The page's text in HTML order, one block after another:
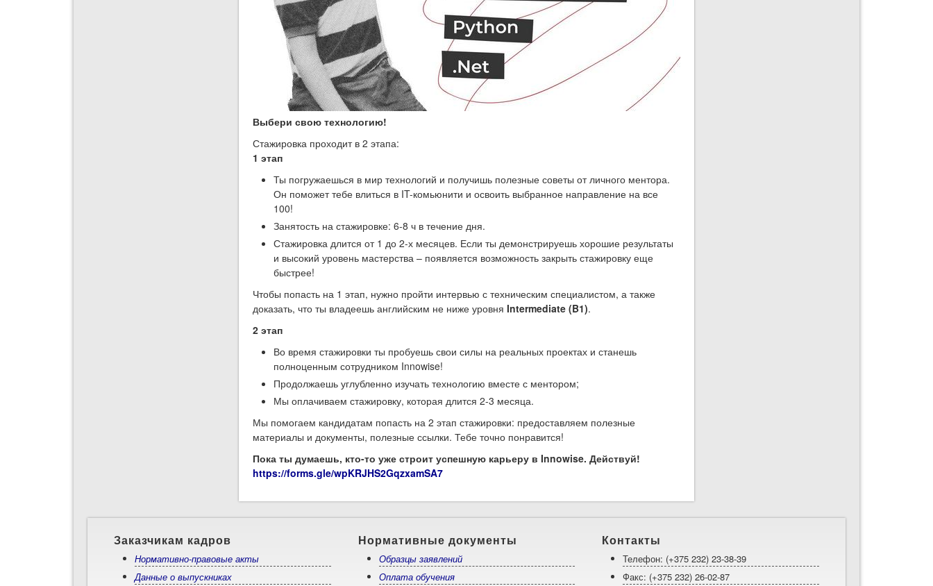
Выбери свою технологию!
Стажировка проходит в 2 этапа:
1 этап
Ты погружаешься в мир технологий и получишь полезные советы от личного ментора.
Он поможет тебе влиться в IT-комьюнити и освоить выбранное направление на все
100!
Занятость на стажировке: 6-8 ч в течение дня.
Стажировка длится от 1 до 2-х месяцев. Если ты демонстрируешь хорошие результаты
и высокий уровень мастерства – появляется возможность закрыть стажировку еще
быстрее!
Чтобы попасть на 1 этап, нужно пройти интервью с техническим специалистом, а также
доказать, что ты владеешь английским не ниже уровняIntermediate (B1).
2 этап
Во время стажировки ты пробуешь свои силы на реальных проектах и станешь
полноценным сотрудником Innowise!
Продолжаешь углубленно изучать технологию вместе с ментором;
Мы оплачиваем стажировку, которая длится 2-3 месяца.
Мы помогаем кандидатам попасть на 2 этап стажировки: предоставляем полезные
материалы и документы, полезные ссылки. Тебе точно понравится!
Пока ты думаешь, кто-то уже строит успешную карьеру в Innowise. Действуй!
https://forms.gle/wpKRJHS2GqzxamSA7
Заказчикам кадров
Нормативно-правовые акты
Данные о выпускниках
Нормативные документы
Образцы заявлений
Оплата обучения
Контакты
Телефон: (+375 232) 23-38-39
Факс: (+375 232) 26-02-87